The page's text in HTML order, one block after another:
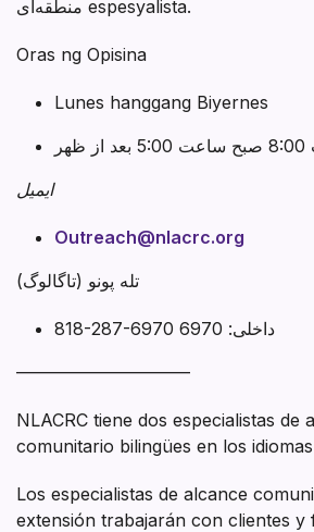
منطقه‌ای espesyalista.
Oras ng Opisina
Lunes hanggang Biyernes
ایمیل
Outreach@nlacrc.org
——————————
NLACRC tiene dos especialistas de
comunitario bilingües en los
Los especialistas de alcance
extensión trabajarán con clientes y